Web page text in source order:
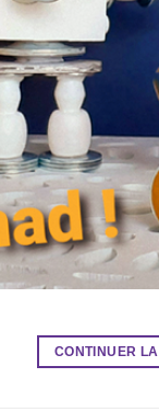
CONTINUER